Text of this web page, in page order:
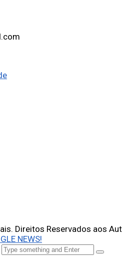
Direitos Reservados aos
NEWS!